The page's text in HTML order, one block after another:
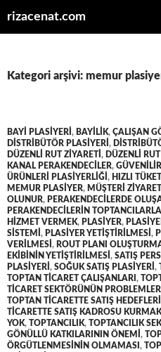
rizacenat.com
Kategori arşivi: memur
BAYI PLASIYERI , BAYILIK, ÇALIŞAN
DISTRIBÜTÖR PLASIYERI ,
DÜZENLI RUT ZIYARETI , DÜZENLI
KANAL PERAKENDECILER,
ÜRÜNLERI PLASIYERLIĞI , HIZLI
MEMUR PLASIYER, MÜŞTERI
OLUNUR, PERAKENDECILERDE
PERAKENDECILERIN
HIZMET VERMEK, PLASIYER,
SISTEMI , PLASIYER YETIŞTIRILMESI ,
VERILMESI , ROUT PLANI
EKIBININ YETIŞTIRILMESI , SATIŞ
PLASIYERI , SOĞUK SATIŞ PLASIYERI ,
TOPTAN TICARET ÇALIŞANLARI ,
TICARET SEKTÖRÜNÜN PROBLEMLERI
TOPTAN TICARETTE SATIŞ
TICARETTE SATIŞ KADROSU KURMAK
YOK, TOPTANCILIK, TOPTANCILIK
GÖNÜLLÜ KATKILARININ ÖNEMI ,
ÖRGÜTLENMESININ OLMAMASI ,